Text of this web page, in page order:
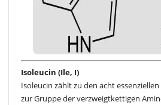
Isoleucin (Ile, I)
Isoleucin zählt zu den acht
zur Gruppe der verzweigtkettigen